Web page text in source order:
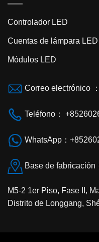
Controlador LED
Cuentas de lámpara LED
Módulos LED
Correo electrónico
Teléfono：
WhatsApp：
Base de fabricación
M5-2 1er Piso, Fase II,
Distrito de Longgang,